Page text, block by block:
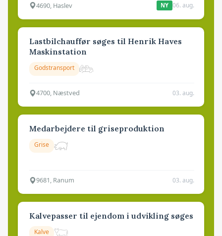
4690, Haslev NY 06. aug.
Lastbilchauffør søges til Henrik Haves
Maskinstation
Godstransport
4700, Næstved 03. aug.
Medarbejdere til griseproduktion
Grise
9681, Ranum 03. aug.
Kalvepasser til ejendom i udvikling søges
Kalve